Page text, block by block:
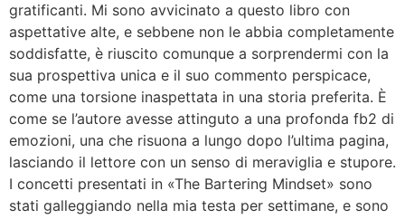
gratificanti. Mi sono avvicinato a questo libro con
aspettative alte, e sebbene non le abbia completamente
soddisfatte, è riuscito comunque a sorprendermi con la
sua prospettiva unica e il suo commento perspicace,
come una torsione inaspettata in una storia preferita. È
come se l’autore avesse attinguto a una profonda fb2 di
emozioni, una che risuona a lungo dopo l’ultima pagina,
lasciando il lettore con un senso di meraviglia e stupore.
I concetti presentati in «The Bartering Mindset» sono
stati galleggiando nella mia testa per settimane, e sono